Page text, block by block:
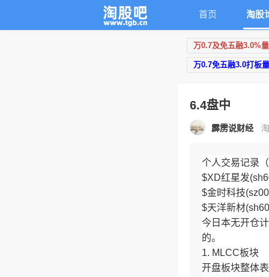
首页 淘股
万0.7及免五融3.0%
万0.7免五融3.0打板
6.4盘中
霹雳说财经
个人交易记录
$XD红星发
$金时科技
$天洋新材
今日本无开仓
的。
1. MLCC板块
开盘板块整体